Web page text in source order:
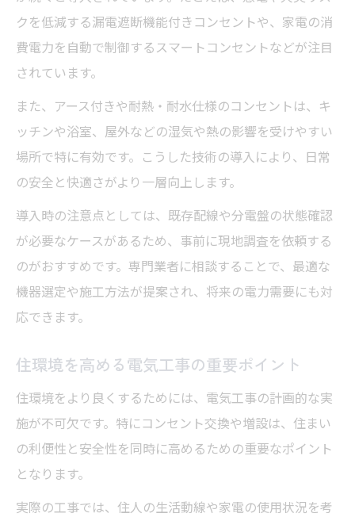
クを低減する漏電遮断機能付きコンセントや、家電の消
費電力を自動で制御するスマートコンセントなどが注目
されています。
また、アース付きや耐熱・耐水仕様のコンセントは、キ
ッチンや浴室、屋外などの湿気や熱の影響を受けやすい
場所で特に有効です。こうした技術の導入により、日常
の安全と快適さがより一層向上します。
導入時の注意点としては、既存配線や分電盤の状態確認
が必要なケースがあるため、事前に現地調査を依頼する
のがおすすめです。専門業者に相談することで、最適な
機器選定や施工方法が提案され、将来の電力需要にも対
応できます。
住環境を高める電気工事の重要ポイント
住環境をより良くするためには、電気工事の計画的な実
施が不可欠です。特にコンセント交換や増設は、住まい
の利便性と安全性を同時に高めるための重要なポイント
となります。
実際の工事では、住人の生活動線や家電の使用状況を考